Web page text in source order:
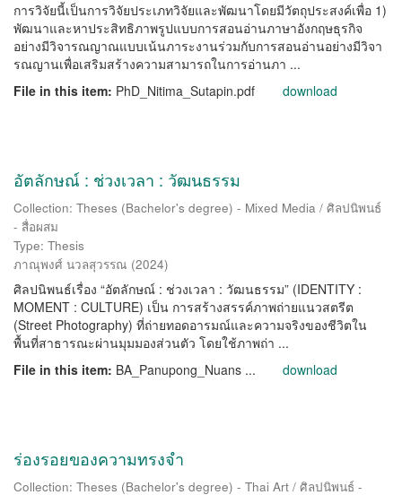
การวิจัยนี้เป็นการวิจัยประเภทวิจัยและพัฒนาโดยมีวัตถุประสงค์เพื่อ 1)
พัฒนาและหาประสิทธิภาพรูปแบบการสอนอ่านภาษาอังกฤษธุรกิจ
อย่างมีวิจารณญาณแบบเน้นภาระงานร่วมกับการสอนอ่านอย่างมีวิจา
รณญานเพื่อเสริมสร้างความสามารถในการอ่านภา ...
File in this item: PhD_Nitima_Sutapin.pdf download
อัตลักษณ์ : ช่วงเวลา : วัฒนธรรม
Collection: Theses (Bachelor's degree) - Mixed Media / ศิลปนิพนธ์
- สื่อผสม
Type: Thesis
ภาณุพงศ์ นวลสุวรรณ (2024)
ศิลปนิพนธ์เรื่อง “อัตลักษณ์ : ช่วงเวลา : วัฒนธรรม” (IDENTITY :
MOMENT : CULTURE) เป็น การสร้างสรรค์ภาพถ่ายแนวสตรีต
(Street Photography) ที่ถ่ายทอดอารมณ์และความจริงของชีวิตใน
พื้นที่สาธารณะผ่านมุมมองส่วนตัว โดยใช้ภาพถ่า ...
File in this item: BA_Panupong_Nuans ... download
ร่องรอยของความทรงจำ
Collection: Theses (Bachelor's degree) - Thai Art / ศิลปนิพนธ์ -